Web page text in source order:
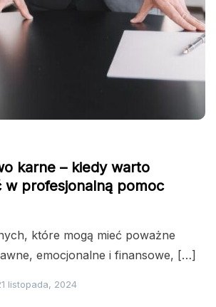
karne – kiedy warto
w profesjonalną pomoc
które mogą mieć poważne
emocjonalne i finansowe, […]
listopada, 2024